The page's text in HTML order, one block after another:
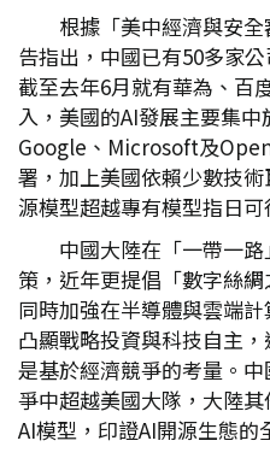
根據「美中經濟與安
告指出，中國已有50多家
截至去年6月就有華為、百
入，美國的AI發展主要集
Google、Microsoft及
署，加上美國依賴少數技
源模型超越專有模型指日可
中國大陸在「一帶一
策，近年更提倡「數字絲
同時加強在半導體與雲端
凸顯戰略投資與科技自主
是基於經濟競爭的考量。
爭中超越美國大隊，大陸
AI模型，印證AI開源生態的